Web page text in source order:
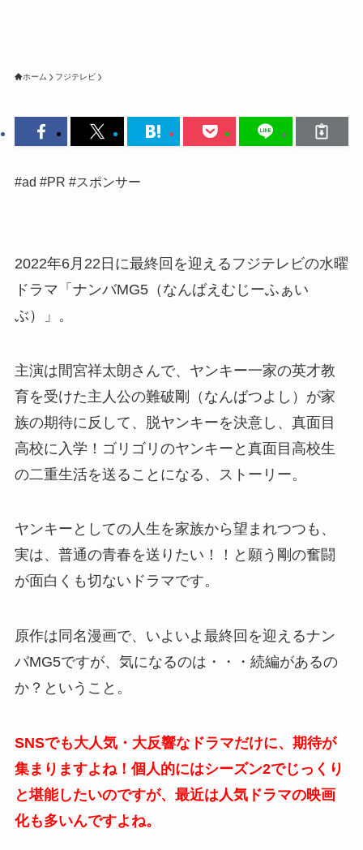
ホーム フジテレビ
#ad #PR #スポンサー
2022年6月22日に最終回を迎えるフジテレビの水曜
ドラマ「ナンバMG5（なんばえむじーふぁい
ぶ）」。
主演は間宮祥太朗さんで、ヤンキー一家の英才教
育を受けた主人公の難破剛（なんばつよし）が家
族の期待に反して、脱ヤンキーを決意し、真面目
高校に入学！ゴリゴリのヤンキーと真面目高校生
の二重生活を送ることになる、ストーリー。
ヤンキーとしての人生を家族から望まれつつも、
実は、普通の青春を送りたい！！と願う剛の奮闘
が面白くも切ないドラマです。
原作は同名漫画で、いよいよ最終回を迎えるナン
バMG5ですが、気になるのは・・・続編があるの
か？ということ。
SNSでも大人気・大反響なドラマだけに、期待が
集まりますよね！個人的にはシーズン2でじっくり
と堪能したいのですが、最近は人気ドラマの映画
化も多いんですよね。